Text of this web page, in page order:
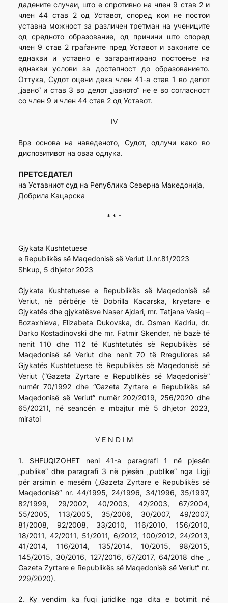
дадените случаи, што е спротивно на член 9 став 2 и
член 44 став 2 од Уставот, според кои не постои
уставна можност за различен третман на учениците
од средното образование, од причини што според
член 9 став 2 граѓаните пред Уставот и законите се
еднакви и уставно е загарантирано постоење на
еднакви услови за достапност до образованието.
Оттука, Судот оцени дека член 41-а став 1 во делот
„јавно“ и став 3 во делот „јавното“ не е во согласност
со член 9 и член 44 став 2 од Уставот.
IV
Врз основа на наведеното, Судот, одлучи како во
диспозитивот на оваа одлука.
ПРЕТСЕДАТЕЛ
на Уставниот суд на Република Северна Македонија,
Добрила Кацарска
* * *
Gjykata Kushtetuese
e Republikës së Maqedonisë së Veriut U.nr.81/2023
Shkup, 5 dhjetor 2023
Gjykata Kushtetuese e Republikës së Maqedonisë së
Veriut, në përbërje të Dobrilla Kacarska, kryetare e
Gjykatës dhe gjykatësve Naser Ajdari, mr. Tatjana Vasiq –
Bozaxhieva, Elizabeta Dukovska, dr. Osman Kadriu, dr.
Darko Kostadinovski dhe mr. Fatmir Skender, në bazë të
nenit 110 dhe 112 të Kushtetutës së Republikës së
Maqedonisë së Veriut dhe nenit 70 të Rregullores së
Gjykatës Kushtetuese të Republikës së Maqedonisë së
Veriut (“Gazeta Zyrtare e Republikës së Maqedonisë”
numër 70/1992 dhe “Gazeta Zyrtare e Republikës së
Maqedonisë së Veriut” numër 202/2019, 256/2020 dhe
65/2021), në seancën e mbajtur më 5 dhjetor 2023,
miratoi
V E N D I M
1. SHFUQIZOHET neni 41-а paragrafi 1 në pjesën
„publike“ dhe paragrafi 3 në pjesën „publike“ nga Ligji
për arsimin e mesëm („Gazeta Zyrtare e Republikës së
Maqedonisë“ nr. 44/1995, 24/1996, 34/1996, 35/1997,
82/1999, 29/2002, 40/2003, 42/2003, 67/2004,
55/2005, 113/2005, 35/2006, 30/2007, 49/2007,
81/2008, 92/2008, 33/2010, 116/2010, 156/2010,
18/2011, 42/2011, 51/2011, 6/2012, 100/2012, 24/2013,
41/2014, 116/2014, 135/2014, 10/2015, 98/2015,
145/2015, 30/2016, 127/2016, 67/2017, 64/2018 dhe „
Gazeta Zyrtare e Republikës së Maqedonisë së Veriut“ nr.
229/2020).
2. Ky vendim ka fuqi juridike nga dita e botimit në